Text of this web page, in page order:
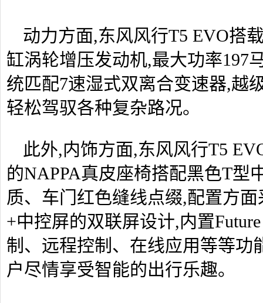
动力方面,东风风行T5 EVO搭
缸涡轮增压发动机,最大功率197
统匹配7速湿式双离合变速器,越
轻松驾驭各种复杂路况。
此外,内饰方面,东风风行T5
的NAPPA真皮座椅搭配黑色T型
质、车门红色缝线点缀,配置方
+中控屏的双联屏设计,内置
制、远程控制、在线应用等等功
户尽情享受智能的出行乐趣。